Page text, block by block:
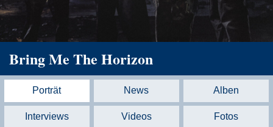
Bring Me The Horizon
Porträt News Alben
Interviews Videos Fotos